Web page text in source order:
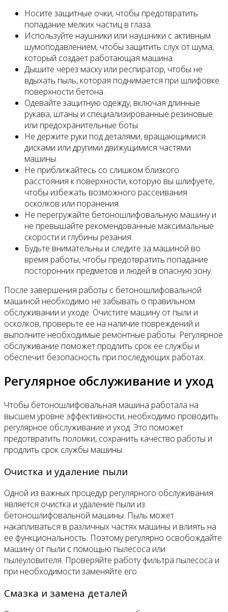
Носите защитные очки, чтобы предотвратить
попадание мелких частиц в глаза.
Используйте наушники или наушники с активным
шумоподавлением, чтобы защитить слух от шума,
который создает работающая машина.
Дышите через маску или респиратор, чтобы не
вдыхать пыль, которая поднимается при шлифовке
поверхности бетона.
Одевайте защитную одежду, включая длинные
рукава, штаны и специализированные резиновые
или предохранительные боты.
Не держите руки под деталями, вращающимися
дисками или другими движущимися частями
машины.
Не приближайтесь со слишком близкого
расстояния к поверхности, которую вы шлифуете,
чтобы избежать возможного рассеивания
осколков или поранения.
Не перегружайте бетоношлифовальную машину и
не превышайте рекомендованные максимальные
скорости и глубины резания.
Будьте внимательны и следите за машиной во
время работы, чтобы предотвратить попадание
посторонних предметов и людей в опасную зону.
После завершения работы с бетоношлифовальной
машиной необходимо не забывать о правильном
обслуживании и уходе. Очистите машину от пыли и
осколков, проверьте ее на наличие повреждений и
выполните необходимые ремонтные работы. Регулярное
обслуживание поможет продлить срок ее службы и
обеспечит безопасность при последующих работах.
Регулярное обслуживание и уход
Чтобы бетоношлифовальная машина работала на
высшем уровне эффективности, необходимо проводить
регулярное обслуживание и уход. Это поможет
предотвратить поломки, сохранить качество работы и
продлить срок службы машины.
Очистка и удаление пыли
Одной из важных процедур регулярного обслуживания
является очистка и удаление пыли из
бетоношлифовальной машины. Пыль может
накапливаться в различных частях машины и влиять на
ее функциональность. Поэтому регулярно освобождайте
машину от пыли с помощью пылесоса или
пылеуловителя. Проверяйте работу фильтра пылесоса и
при необходимости заменяйте его.
Смазка и замена деталей